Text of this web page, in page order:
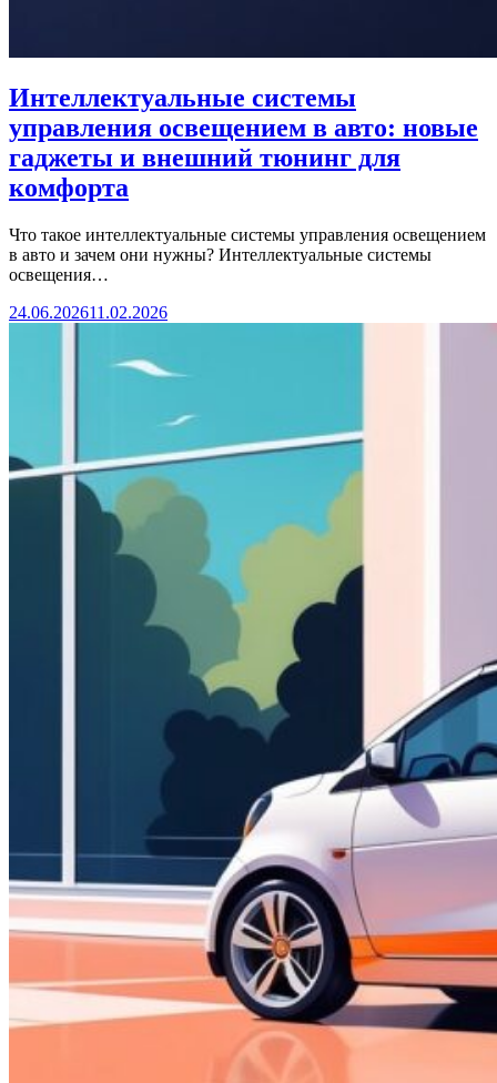
Интеллектуальные системы
управления освещением в авто: новые
гаджеты и внешний тюнинг для
комфорта
Что такое интеллектуальные системы управления освещением
в авто и зачем они нужны? Интеллектуальные системы
освещения…
24.06.202611.02.2026